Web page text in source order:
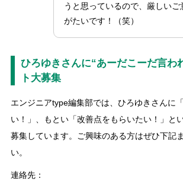
うと思っているので、厳しいご
がたいです！（笑）
ひろゆきさんに“あーだこーだ言わ
ト大募集
エンジニアtype編集部では、ひろゆきさんに
い！」、もとい「改善点をもらいたい！」と
募集しています。ご興味のある方はぜひ下記
い。
連絡先：